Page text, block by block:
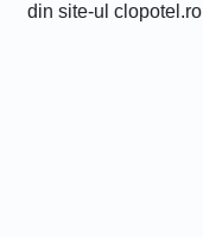
din site-ul clopotel.ro